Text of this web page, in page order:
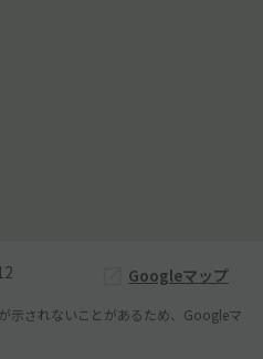
Googleマップ
示されないことがあるため、Googleマ